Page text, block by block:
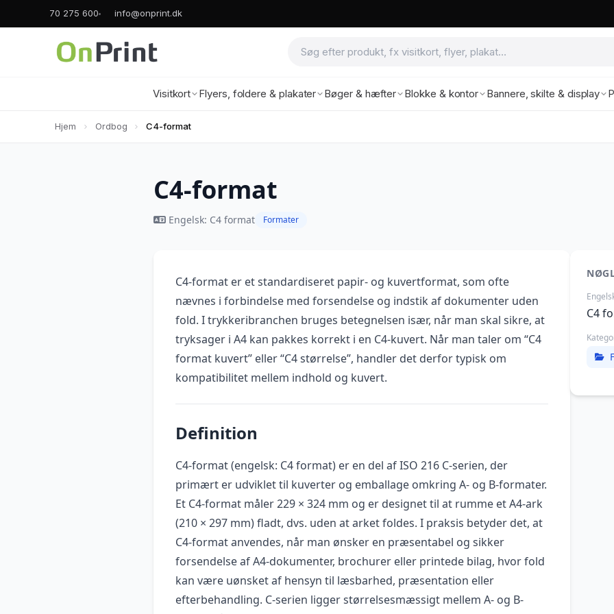
70 275 600 info@onprint.dk
Visitkort Flyers, foldere & plakater Bøger & hæfter Blokke & kontor Bannere, skilte & display
Hjem Ordbog C4-format
C4-format
Engelsk: C4 format Formater
C4-format er et standardiseret papir- og kuvertformat, som ofte
nævnes i forbindelse med forsendelse og indstik af dokumenter uden
fold. I trykkeribranchen bruges betegnelsen især, når man skal sikre, at
tryksager i A4 kan pakkes korrekt i en C4-kuvert. Når man taler om “C4
format kuvert” eller “C4 størrelse”, handler det derfor typisk om
kompatibilitet mellem indhold og kuvert.
Definition
C4-format (engelsk: C4 format) er en del af ISO 216 C-serien, der
primært er udviklet til kuverter og emballage omkring A- og B-formater.
Et C4-format måler 229 × 324 mm og er designet til at rumme et A4-ark
(210 × 297 mm) fladt, dvs. uden at arket foldes. I praksis betyder det, at
C4-format anvendes, når man ønsker en præsentabel og sikker
forsendelse af A4-dokumenter, brochurer eller printede bilag, hvor fold
kan være uønsket af hensyn til læsbarhed, præsentation eller
efterbehandling. C-serien ligger størrelsesmæssigt mellem A- og B-
C4